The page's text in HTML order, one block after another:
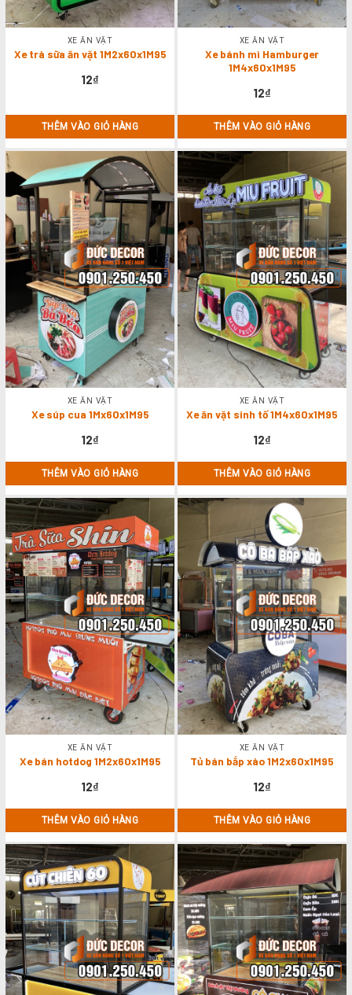
XE ĂN VẶT
Xe trà sữa ăn vặt 1M2x60x1M95
12₫
THÊM VÀO GIỎ HÀNG
XE ĂN VẶT
Xe bánh mì Hamburger
1M4x60x1M95
12₫
THÊM VÀO GIỎ HÀNG
XE ĂN VẶT
Xe súp cua 1Mx60x1M95
12₫
THÊM VÀO GIỎ HÀNG
XE ĂN VẶT
Xe ăn vặt sinh tố 1M4x60x1M95
12₫
THÊM VÀO GIỎ HÀNG
XE ĂN VẶT
Xe bán hotdog 1M2x60x1M95
12₫
THÊM VÀO GIỎ HÀNG
XE ĂN VẶT
Tủ bán bắp xào 1M2x60x1M95
12₫
THÊM VÀO GIỎ HÀNG